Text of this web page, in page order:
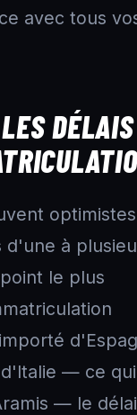
avec tous
à
le plus
d'Italie — ce
— le